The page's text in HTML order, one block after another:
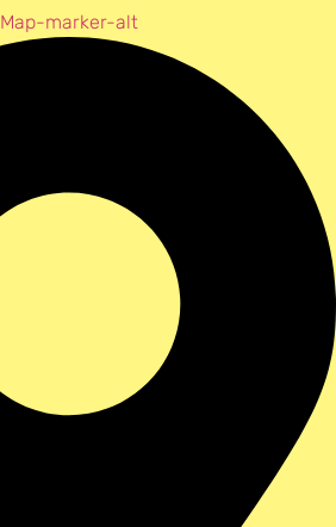
Map-marker-alt